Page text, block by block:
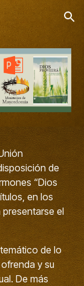
Skip to navigation
de
“Dios
en los
presentarse el
de lo
y su
De más